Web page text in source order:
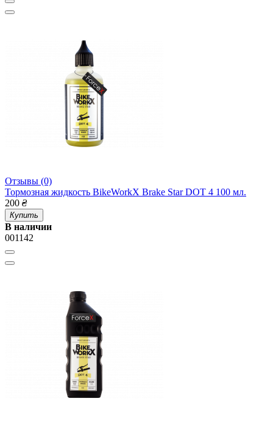
Отзывы (0)
Тормозная жидкость BikeWorkX Brake Star DOT 4 100 мл.
200 ₴
Купить
В наличии
001142